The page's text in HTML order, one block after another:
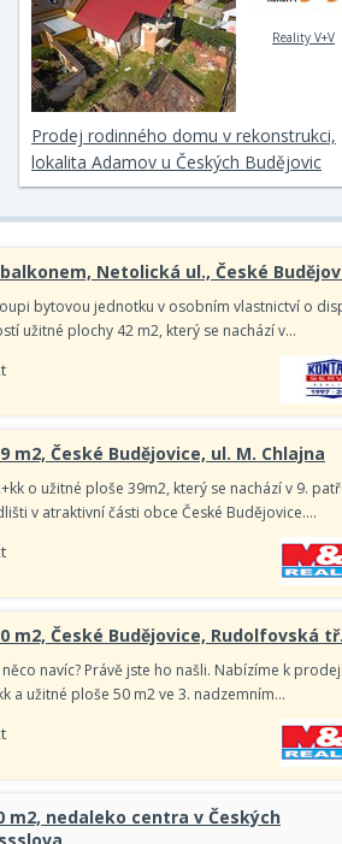
Reality V+V
Prodej rodinného domu v rekonstrukci,
lokalita Adamov u Českých Budějovic
Netolická ul., České
bytovou jednotku v osobním vlastnictví o
užitné plochy 42 m2, který se nachází v…
m2, České Budějovice, ul. M. Chlajna
o užitné ploše 39m2, který se nachází v 9.
v atraktivní části obce České Budějovice.…
m2, České Budějovice, Rudolfovská tř.
navíc? Právě jste ho našli. Nabízíme k prodeji
a užitné ploše 50 m2 ve 3. nadzemním…
m2, nedaleko centra v Českých